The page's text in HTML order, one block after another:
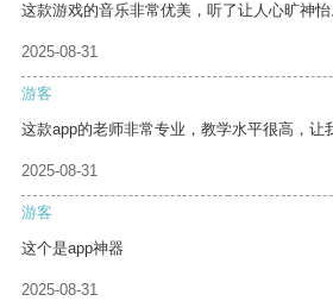
这款游戏的音乐非常优美，听了让人心旷神怡
2025-08-31
游客
这款app的老师非常专业，教学水平很高，让
2025-08-31
游客
这个是app神器
2025-08-31